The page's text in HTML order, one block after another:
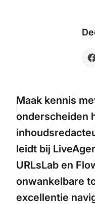
Maak kennis
onderscheiden
leidt bij
URLsLab en
onwankelbare
excellentie